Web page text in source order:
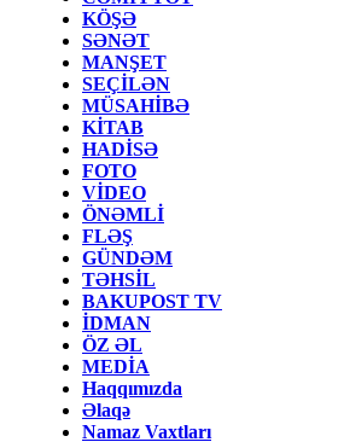
KÖŞƏ
SƏNƏT
MANŞET
SEÇİLƏN
MÜSAHİBƏ
KİTAB
HADİSƏ
FOTO
VİDEO
ÖNƏMLİ
FLƏŞ
GÜNDƏM
TƏHSİL
BAKUPOST TV
İDMAN
ÖZ ƏL
MEDİA
Haqqımızda
Əlaqə
Namaz Vaxtları